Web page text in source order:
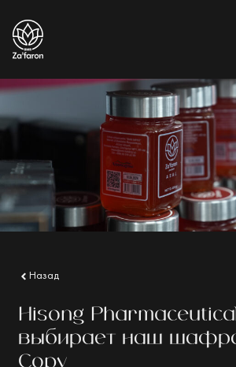
Назад
Hisong
выбирает наш
Copy